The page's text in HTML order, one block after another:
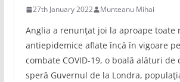
27th January 2022 Munteanu Mihai
Anglia a renunţat joi la aproape toate
antiepidemice aflate încă în vigoare
combate COVID-19, o boală alături de
speră Guvernul de la Londra,